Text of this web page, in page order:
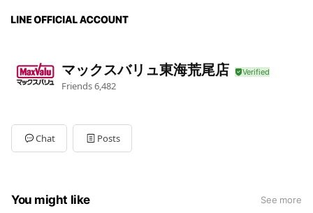
マックスバリュ東海荒尾店
Friends6,482
Chat Posts
You might like See more